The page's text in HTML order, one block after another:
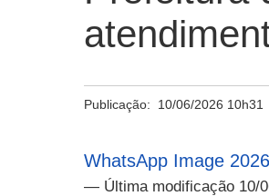
Publicação: 10/06/2026 10h31
WhatsApp Image
— Última modificação 10/